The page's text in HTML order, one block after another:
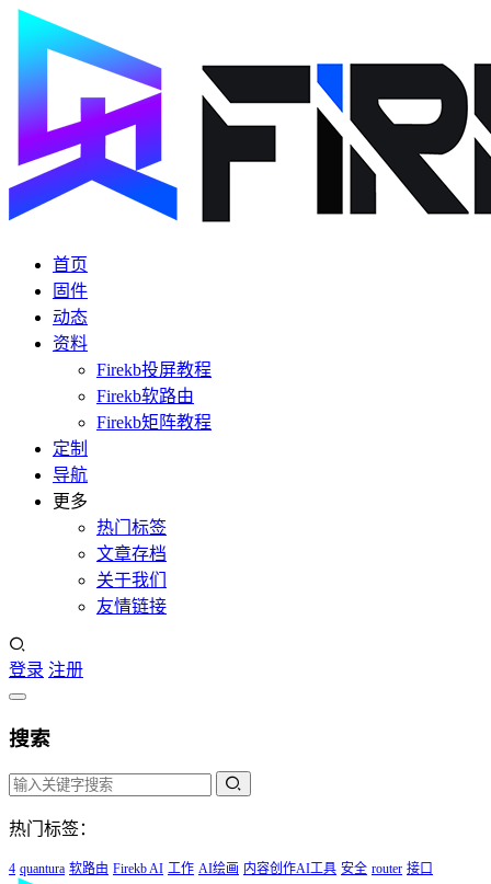
首页
固件
动态
资料
Firekb投屏教程
Firekb软路由
Firekb矩阵教程
定制
导航
更多
热门标签
文章存档
关于我们
友情链接
登录 注册
搜索
热门标签：
4 quantura 软路由 Firekb AI 工作 AI绘画 内容创作AI工具 安全 router 接口